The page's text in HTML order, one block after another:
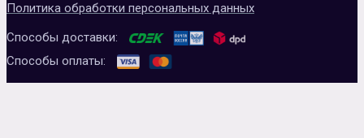
Политика обработки персональных данных
Способы доставки:
Способы оплаты: